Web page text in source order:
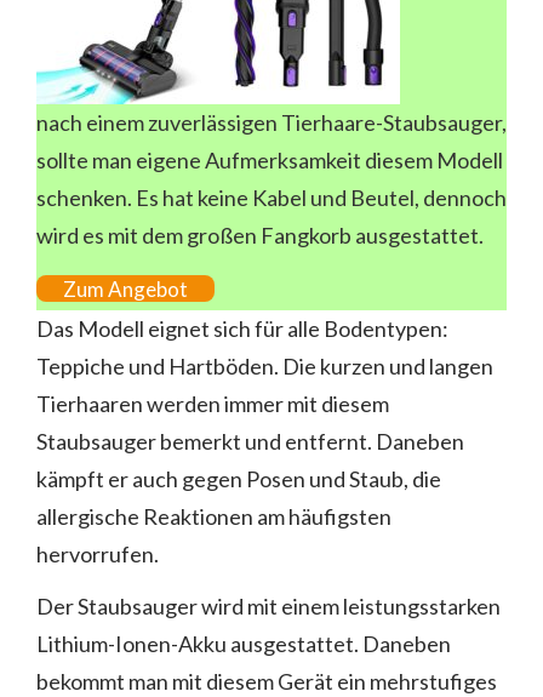
nach einem zuverlässigen Tierhaare-Staubsauger,
sollte man eigene Aufmerksamkeit diesem Modell
schenken. Es hat keine Kabel und Beutel, dennoch
wird es mit dem großen Fangkorb ausgestattet.
Zum Angebot
Das Modell eignet sich für alle Bodentypen:
Teppiche und Hartböden. Die kurzen und langen
Tierhaaren werden immer mit diesem
Staubsauger bemerkt und entfernt. Daneben
kämpft er auch gegen Posen und Staub, die
allergische Reaktionen am häufigsten
hervorrufen.
Der Staubsauger wird mit einem leistungsstarken
Lithium-Ionen-Akku ausgestattet. Daneben
bekommt man mit diesem Gerät ein mehrstufiges